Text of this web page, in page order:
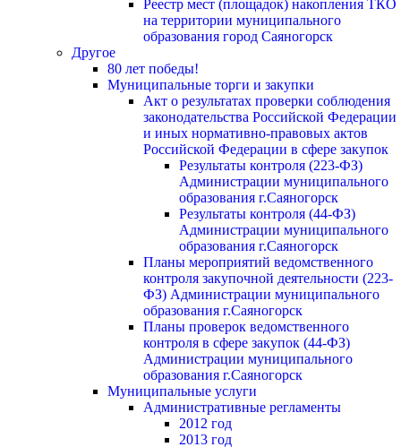
Реестр мест (площадок) накопления ТКО
на территории муниципального
образования город Саяногорск
Другое
80 лет победы!
Муниципальные торги и закупки
Акт о результатах проверки соблюдения
законодательства Российской Федерации
и иных нормативно-правовых актов
Российской Федерации в сфере закупок
Результаты контроля (223-ФЗ)
Администрации муниципального
образования г.Саяногорск
Результаты контроля (44-ФЗ)
Администрации муниципального
образования г.Саяногорск
Планы мероприятий ведомственного
контроля закупочной деятельности (223-
ФЗ) Администрации муниципального
образования г.Саяногорск
Планы проверок ведомственного
контроля в сфере закупок (44-ФЗ)
Администрации муниципального
образования г.Саяногорск
Муниципальные услуги
Административные регламенты
2012 год
2013 год